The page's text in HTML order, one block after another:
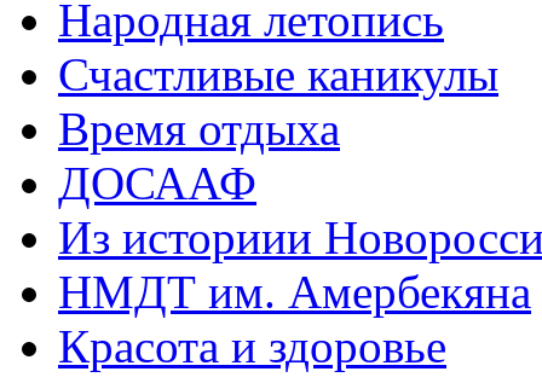
Народная летопись
Счастливые каникулы
Время отдыха
ДОСААФ
Из историии
НМДТ им. Амербекяна
Красота и здоровье